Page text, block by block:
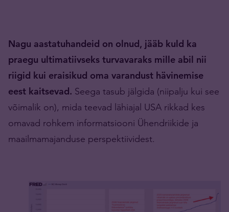
Nagu aastatuhandeid on olnud, jääb kuld ka
praegu ultimatiivseks turvavaraks mille abil nii
riigid kui eraisikud oma varandust hävinemise
eest kaitsevad. Seega tasub jälgida (niipalju kui see
võimalik on), mida teevad lähiajal USA rikkad kes
omavad rohkem informatsiooni Ühendriikide ja
maailmamajanduse perspektiividest.